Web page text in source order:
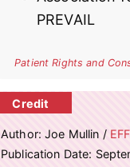
PREVAIL
Patient Rights and
Author: Joe Mullin / EFF
Publication Date: